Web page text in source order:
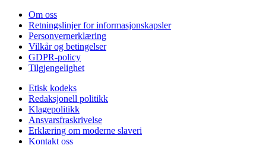
Om oss
Retningslinjer for informasjonskapsler
Personvernerklæring
Vilkår og betingelser
GDPR-policy
Tilgjengelighet
Etisk kodeks
Redaksjonell politikk
Klagepolitikk
Ansvarsfraskrivelse
Erklæring om moderne slaveri
Kontakt oss